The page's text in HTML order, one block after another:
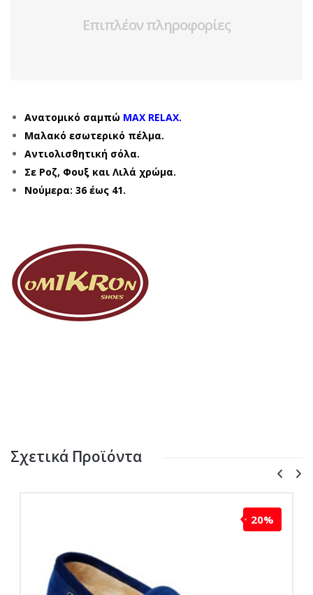
Επιπλέον πληροφορίες
Ανατομικό σαμπώ MAX RELAX.
Μαλακό εσωτερικό πέλμα.
Αντιολισθητική σόλα.
Σε Ροζ, Φουξ και Λιλά χρώμα.
Νούμερα: 36 έως 41.
Σχετικά Προϊόντα
20%